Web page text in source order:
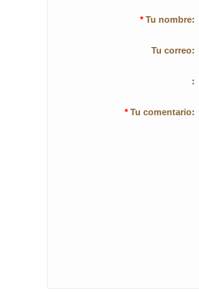
* Tu nombre:
Tu correo:
:
* Tu comentario: